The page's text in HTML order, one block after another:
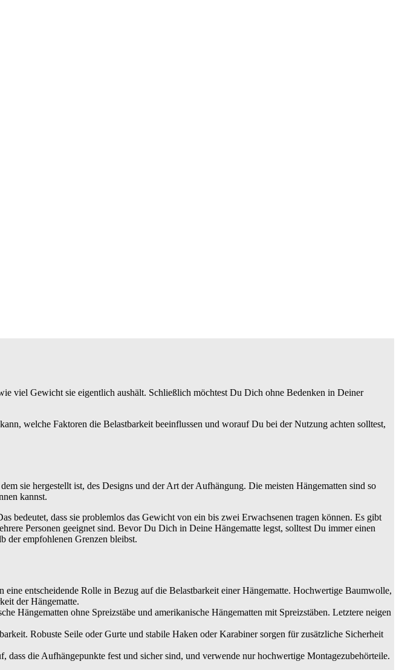
viel Gewicht sie eigentlich aushält. Schließlich möchtest Du Dich ohne Bedenken in Deiner
welche Faktoren die Belastbarkeit beeinflussen und worauf Du bei der Nutzung achten solltest,
sie hergestellt ist, des Designs und der Art der Aufhängung. Die meisten Hängematten sind so
kannst.
bedeutet, dass sie problemlos das Gewicht von ein bis zwei Erwachsenen tragen können. Es gibt
Personen geeignet sind. Bevor Du Dich in Deine Hängematte legst, solltest Du immer einen
der empfohlenen Grenzen bleibst.
entscheidende Rolle in Bezug auf die Belastbarkeit einer Hängematte. Hochwertige Baumwolle,
der Hängematte.
Hängematten ohne Spreizstäbe und amerikanische Hängematten mit Spreizstäben. Letztere neigen
Robuste Seile oder Gurte und stabile Haken oder Karabiner sorgen für zusätzliche Sicherheit
die Aufhängepunkte fest und sicher sind, und verwende nur hochwertige Montagezubehörteile.